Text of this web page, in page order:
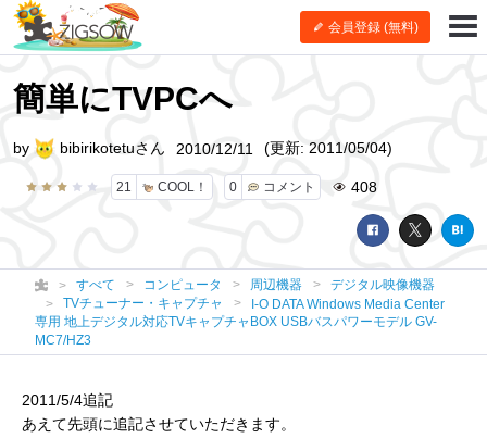
会員登録 (無料)
簡単にTVPCへ
21 COOL！ 0 コメント 408
by bibirikotetuさん 2010/12/11 (更新: 2011/05/04)
すべて コンピュータ 周辺機器
デジタル映像機器
TVチューナー・キャプチャ
I-O DATA Windows Media Center
専用 地上デジタル対応TVキャプチャBOX USBバスパワーモデル GV-
MC7/HZ3
2011/5/4追記
あえて先頭に追記させていただきます。